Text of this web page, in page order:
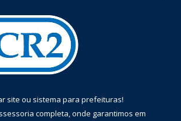
site ou sistema para prefeituras!
completa, onde garantimos em